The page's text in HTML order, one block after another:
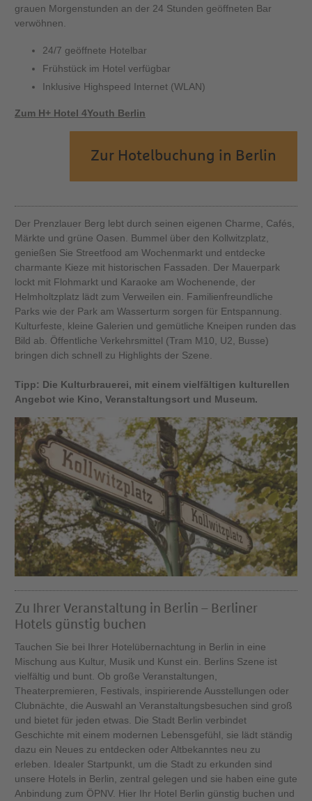
grauen Morgenstunden an der 24 Stunden geöffneten Bar
verwöhnen.
24/7 geöffnete Hotelbar
Frühstück im Hotel verfügbar
Inklusive Highspeed Internet (WLAN)
Zum H+ Hotel 4Youth Berlin
Zur Hotelbuchung in Berlin
Der Prenzlauer Berg lebt durch seinen eigenen Charme, Cafés,
Märkte und grüne Oasen. Bummel über den Kollwitzplatz,
genießen Sie Streetfood am Wochenmarkt und entdecke
charmante Kieze mit historischen Fassaden. Der Mauerpark
lockt mit Flohmarkt und Karaoke am Wochenende, der
Helmholtzplatz lädt zum Verweilen ein. Familienfreundliche
Parks wie der Park am Wasserturm sorgen für Entspannung.
Kulturfeste, kleine Galerien und gemütliche Kneipen runden das
Bild ab. Öffentliche Verkehrsmittel (Tram M10, U2, Busse)
bringen dich schnell zu Highlights der Szene.
Tipp: Die Kulturbrauerei, mit einem vielfältigen kulturellen
Angebot wie Kino, Veranstaltungsort und Museum.
Zu Ihrer Veranstaltung in Berlin – Berliner
Hotels günstig buchen
Tauchen Sie bei Ihrer Hotelübernachtung in Berlin in eine
Mischung aus Kultur, Musik und Kunst ein. Berlins Szene ist
vielfältig und bunt. Ob große Veranstaltungen,
Theaterpremieren, Festivals, inspirierende Ausstellungen oder
Clubnächte, die Auswahl an Veranstaltungsbesuchen sind groß
und bietet für jeden etwas. Die Stadt Berlin verbindet
Geschichte mit einem modernen Lebensgefühl, sie lädt ständig
dazu ein Neues zu entdecken oder Altbekanntes neu zu
erleben. Idealer Startpunkt, um die Stadt zu erkunden sind
unsere Hotels in Berlin, zentral gelegen und sie haben eine gute
Anbindung zum ÖPNV. Hier Ihr Hotel Berlin günstig buchen und